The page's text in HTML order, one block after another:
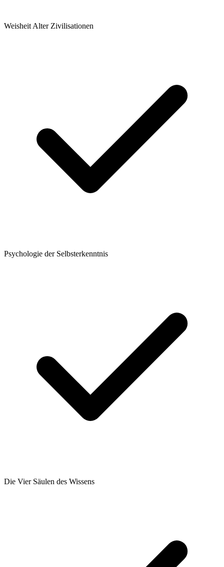
Weisheit Alter Zivilisationen
Psychologie der Selbsterkenntnis
Die Vier Säulen des Wissens